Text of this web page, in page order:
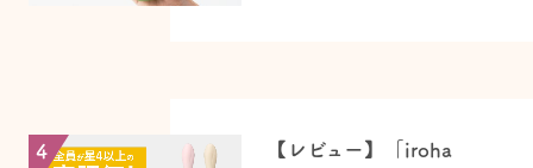
4
【レビュー】「iroha